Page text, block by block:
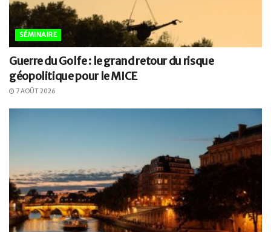
SÉMINAIRE
Guerre du Golfe : le grand retour du risque
géopolitique pour le MICE
7 AOÛT 2026